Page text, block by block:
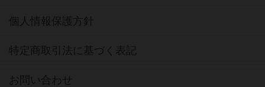
個人情報保護方針
特定商取引法に基づく表記
お問い合わせ